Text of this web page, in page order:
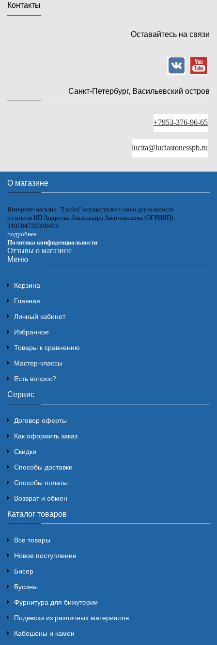
Контакты
Оставайтесь на связи
Санкт-Петербург, Васильевский остров
+7953-376-96-65
lucita@luciastonesspb.ru
О магазине
Интернет-магазин "Lucita" осуществляет свою деятельность
от имени ИП Андреева Александра Анатольевича (ОГРНИП)
310784729300403
подробнее
Политика конфиденциальности
Отзывы о магазине
Меню
Корзина
Главная
Личный кабинет
Избранное
Товары к сравнению
Мастер-классы
Есть вопрос?
Сервис
Договор оферты
Как оформить заказ
Скидки
Способы доставки
Способы оплаты
Возврат и обмен
Каталог товаров
Все товары
Новое поступление
Бисер
Бусины
Фурнитура для бижутерии
Подвески из различных материалов
Кабошоны и камеи